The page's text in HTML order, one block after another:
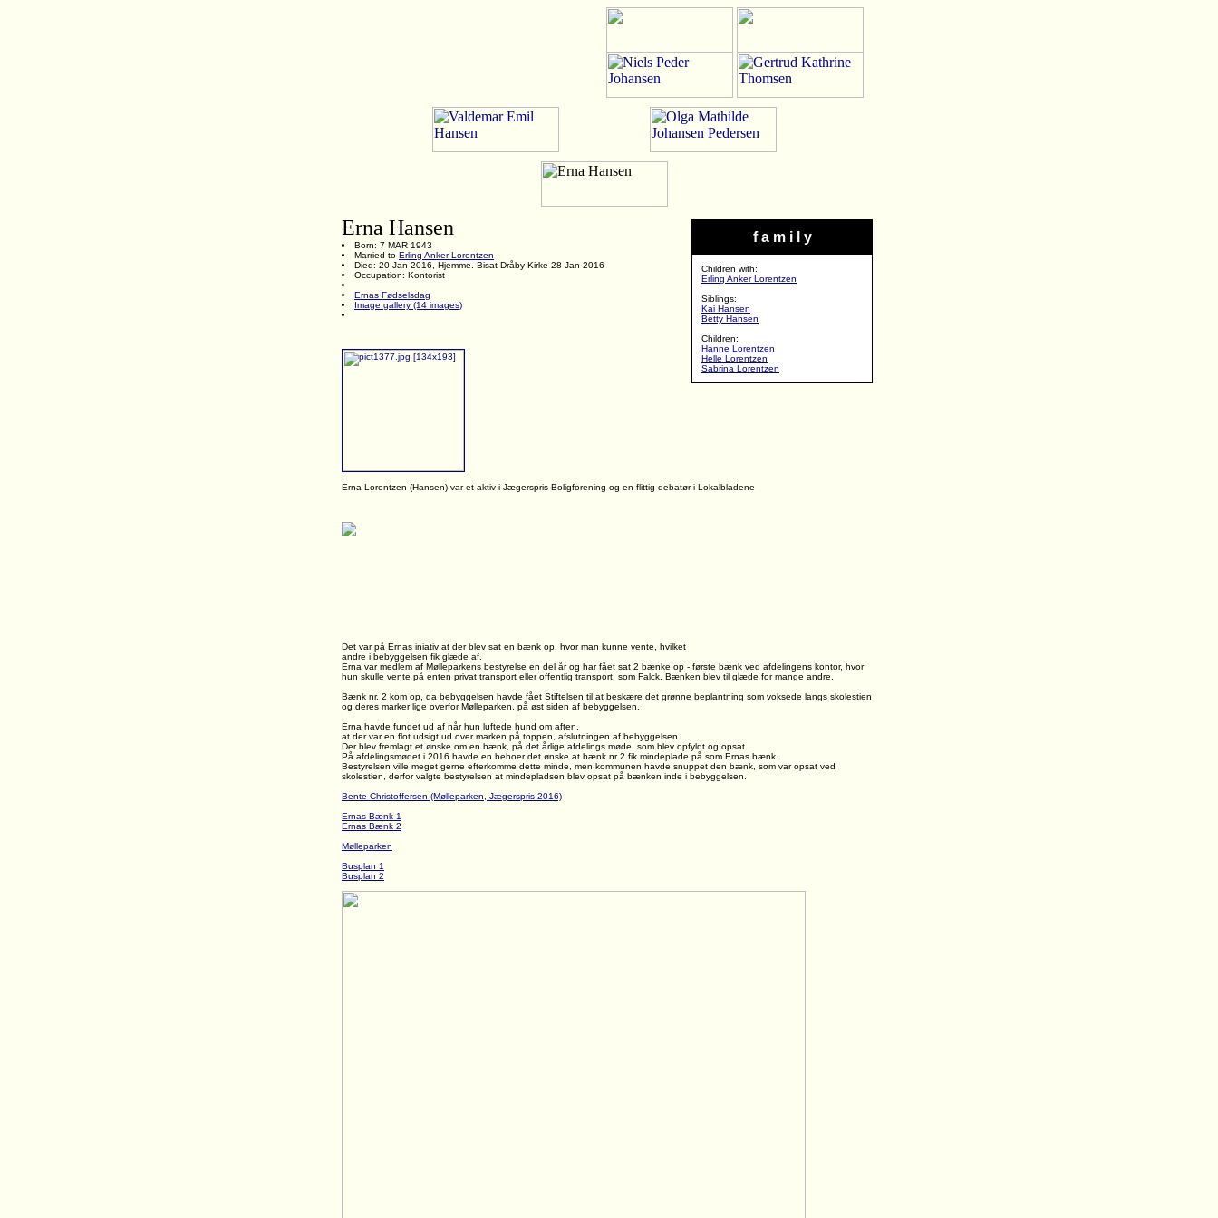
f a m i l y
Children with:
Erling Anker Lorentzen
Siblings:
Kai Hansen
Betty Hansen
Children:
Hanne Lorentzen
Helle Lorentzen
Sabrina Lorentzen
Erna Hansen
Born: 7 MAR 1943
Married to Erling Anker Lorentzen
Died: 20 Jan 2016, Hjemme. Bisat Dråby Kirke 28 Jan 2016
Occupation: Kontorist
Ernas Fødselsdag
Image gallery (14 images)
Erna Lorentzen (Hansen) var et aktiv i Jægerspris Boligforening og en flittig debatør i Lokalbladene
Det var på Ernas iniativ at der blev sat en bænk op, hvor man kunne vente, hvilket
andre i bebyggelsen fik glæde af.
Erna var medlem af Mølleparkens bestyrelse en del år og har fået sat 2 bænke op - første bænk ved afdelingens kontor, hvor
hun skulle vente på enten privat transport eller offentlig transport, som Falck. Bænken blev til glæde for mange andre.
Bænk nr. 2 kom op, da bebyggelsen havde fået Stiftelsen til at beskære det grønne beplantning som voksede langs skolestien
og deres marker lige overfor Mølleparken, på øst siden af bebyggelsen.
Erna havde fundet ud af når hun luftede hund om aften,
at der var en flot udsigt ud over marken på toppen, afslutningen af bebyggelsen.
Der blev fremlagt et ønske om en bænk, på det årlige afdelings møde, som blev opfyldt og opsat.
På afdelingsmødet i 2016 havde en beboer det ønske at bænk nr 2 fik mindeplade på som Ernas bænk.
Bestyrelsen ville meget gerne efterkomme dette minde, men kommunen havde snuppet den bænk, som var opsat ved
skolestien, derfor valgte bestyrelsen at mindepladsen blev opsat på bænken inde i bebyggelsen.
Bente Christoffersen (Mølleparken, Jægerspris 2016)
Ernas Bænk 1
Ernas Bænk 2
Mølleparken
Busplan 1
Busplan 2